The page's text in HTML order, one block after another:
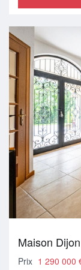
Maison
Prix 1 290 000